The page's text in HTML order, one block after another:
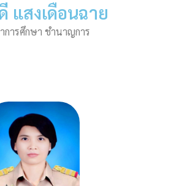
แสงเดือนฉาย
การศึกษา ชำนาญการ